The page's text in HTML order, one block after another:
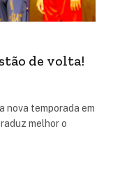
de volta!
nova temporada em
melhor o